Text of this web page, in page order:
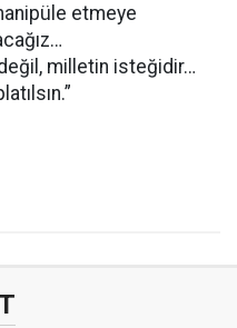
etmeye
milletin isteğidir…